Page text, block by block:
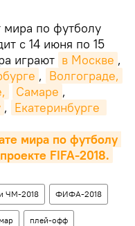
по футболу
с 14 июня по 15
играют в Москве ,
, Волгограде,
Самаре ,
,
мира по футболу
FIFA-2018.
ЧМ-2018 ФИФА-2018
плей-офф